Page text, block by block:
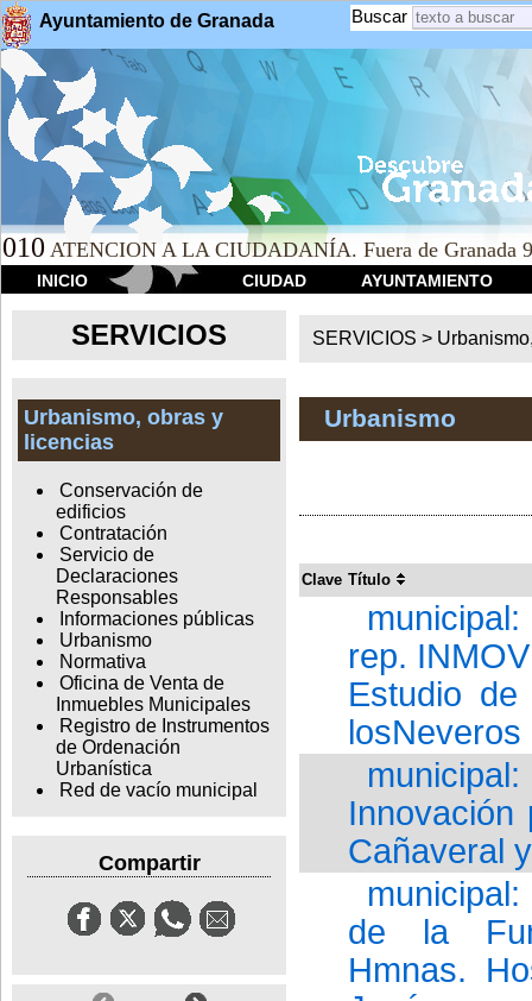
Ayuntamiento de Granada Buscar
010 ATENCION A LA CIUDADANÍA. Fuera de Granada
INICIO CIUDAD AYUNTAMIENTO
SERVICIOS
Urbanismo, obras y
licencias
Conservación de
edificios
Contratación
Servicio de
Declaraciones
Responsables
Informaciones públicas
Urbanismo
Normativa
Oficina de Venta de
Inmuebles Municipales
Registro de Instrumentos
de Ordenación
Urbanística
Red de vacío municipal
Compartir
SERVICIOS >
Urbanismo
Clave Título
rep.
Estudio
losNeveros
Innovación
Cañaveral
de la
Hmnas.